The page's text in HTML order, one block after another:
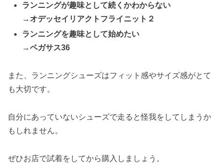
ランニングが趣味として続くかわからない
→オデッセイリアクトフライニット２
ランニングを趣味として始めたい
→ペガサス36
また、ランニングシューズはフィット感やサイズ感がとて
も大切です。
自分にあっていないシューズで走ると怪我をしてしまうか
もしれません。
ぜひお店で試着をしてから購入しましょう。